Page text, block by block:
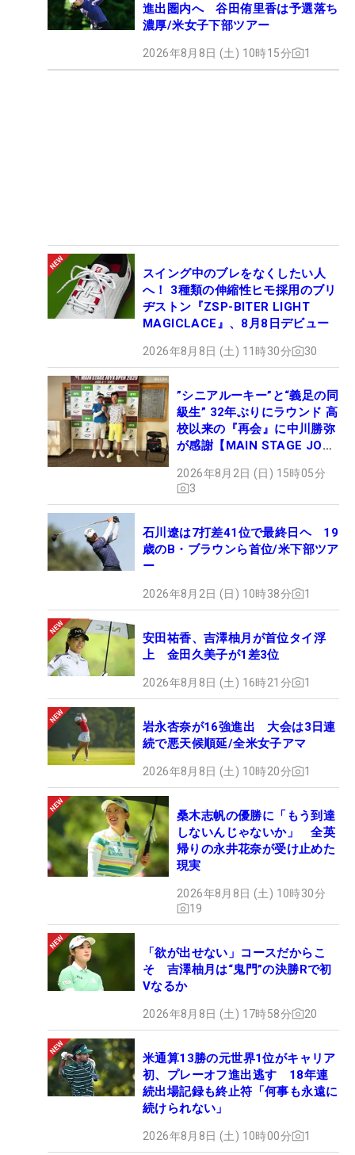
進出圏内へ 谷田侑里香は予選落ち
濃厚/米女子下部ツアー
2026年8月8日 (土) 10時15分 1
スイング中のブレをなくしたい人
へ！ 3種類の伸縮性ヒモ採用のブリ
ヂストン『ZSP-BITER LIGHT
MAGICLACE』、8月8日デビュー
2026年8月8日 (土) 11時30分 30
”シニアルーキー”と“義足の同
級生” 32年ぶりにラウンド 高
校以来の『再会』に中川勝弥
が感謝【MAIN STAGE JOYX
2026年8月2日 (日) 15時05分
3
石川遼は7打差41位で最終日ヘ 19
歳のB・ブラウンら首位/米下部ツア
ー
2026年8月2日 (日) 10時38分 1
安田祐香、吉澤柚月が首位タイ浮
上 金田久美子が1差3位
2026年8月8日 (土) 16時21分 1
岩永杏奈が16強進出 大会は3日連
続で悪天候順延/全米女子アマ
2026年8月8日 (土) 10時20分 1
桑木志帆の優勝に「もう到達
しないんじゃないか」 全英
帰りの永井花奈が受け止めた
現実
2026年8月8日 (土) 10時30分
19
「欲が出せない」コースだからこ
そ 吉澤柚月は“鬼門”の決勝Rで初
Vなるか
2026年8月8日 (土) 17時58分 20
米通算13勝の元世界1位がキャリア
初、プレーオフ進出逃す 18年連
続出場記録も終止符「何事も永遠に
続けられない」
2026年8月8日 (土) 10時00分 1